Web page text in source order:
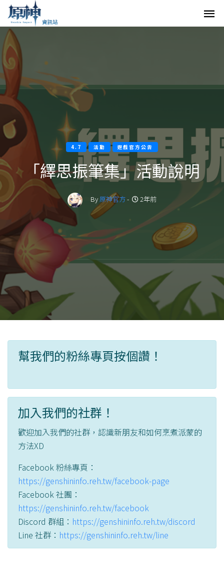
4.7 活動 遊戲官方公告
「繹思振筆集」活動說明
By原神官方- 2年前
幫我們的粉絲專頁按個讚！
加入我們的社群！
歡迎加入我們的社群，認識新朋友和如何烹煮派蒙的
方法XD
Facebook 粉絲專頁：
https://genshininfo.reh.tw/facebook-page
Facebook 社團：
https://genshininfo.reh.tw/facebook
Discord 群組： https://genshininfo.reh.tw/discord
Line 社群： https://genshininfo.reh.tw/line